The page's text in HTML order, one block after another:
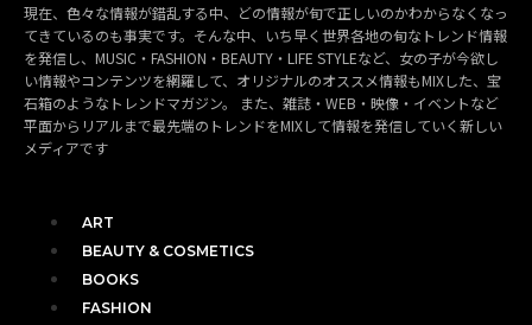
現在、色々な情報が錯乱する中、どの情報が旬で正しいのかわからなくなっ
てきているのも事実です。そんな中、いち早く世界各地の旬なトレンド情報
を発信し、MUSIC・FASHION・BEAUTY・LIFE STYLEなど、女の子が今欲し
い情報やコンテンツを網羅して、オリジナルのオススメ情報もMIXした、宝
石箱のようなトレンドマガジン。 また、雑誌・WEB・映像・イベントなど
平面からリアルまで最先端のトレンドをMIXして情報を発信していく新しい
メディアです
ART
BEAUTY & COSMETICS
BOOKS
FASHION